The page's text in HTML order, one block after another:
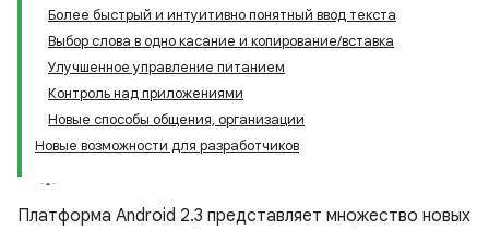
Более быстрый и интуитивно понятный ввод текста
Выбор слова в одно касание и копирование/вставка
Улучшенное управление питанием
Контроль над приложениями
Новые способы общения, организации
Новые возможности для разработчиков
Платформа Android 2.3 представляет множество новых